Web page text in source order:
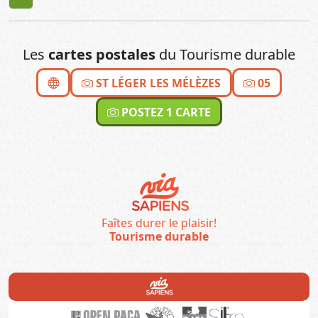
Les cartes postales du Tourisme durable
ST LÉGER LES MÉLÈZES
05
POSTEZ 1 CARTE
Faîtes durer le plaisir!
Tourisme durable